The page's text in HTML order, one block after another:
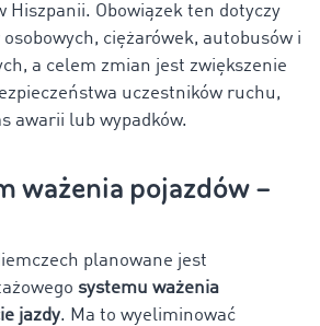
Hiszpanii. Obowiązek ten dotyczy
ciężarówek, autobusów i
a celem zmian jest zwiększenie
uczestników ruchu,
awarii lub wypadków.
ważenia pojazdów –
planowane jest
systemu ważenia
jazdy. Ma to wyeliminować